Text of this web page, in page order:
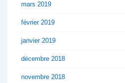
mars 2019
février 2019
janvier 2019
décembre 2018
novembre 2018